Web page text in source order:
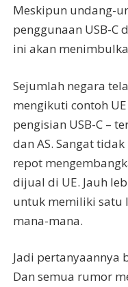
Meskipun undang-
penggunaan USB-C
ini akan
Sejumlah negara
mengikuti contoh
pengisian USB-C –
dan AS. Sangat
repot
dijual di UE. Jauh
untuk memiliki satu
mana-mana.
Jadi pertanyaannya
Dan semua rumor